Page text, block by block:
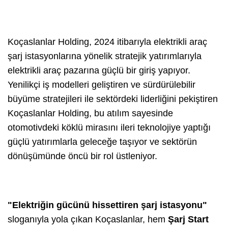
Koçaslanlar Holding, 2024 itibarıyla elektrikli araç
şarj istasyonlarına yönelik stratejik yatırımlarıyla
elektrikli araç pazarına güçlü bir giriş yapıyor.
Yenilikçi iş modelleri geliştiren ve sürdürülebilir
büyüme stratejileri ile sektördeki liderliğini pekiştiren
Koçaslanlar Holding, bu atılım sayesinde
otomotivdeki köklü mirasını ileri teknolojiye yaptığı
güçlü yatırımlarla geleceğe taşıyor ve sektörün
dönüşümünde öncü bir rol üstleniyor.
"Elektriğin gücünü hissettiren şarj istasyonu"
sloganıyla yola çıkan Koçaslanlar, hem Şarj Start